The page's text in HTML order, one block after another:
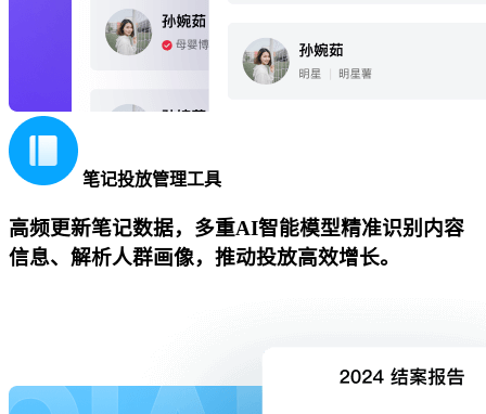
笔记投放管理工具
高频更新笔记数据，多重AI智能模型精准识别内容
信息、解析人群画像，推动投放高效增长。